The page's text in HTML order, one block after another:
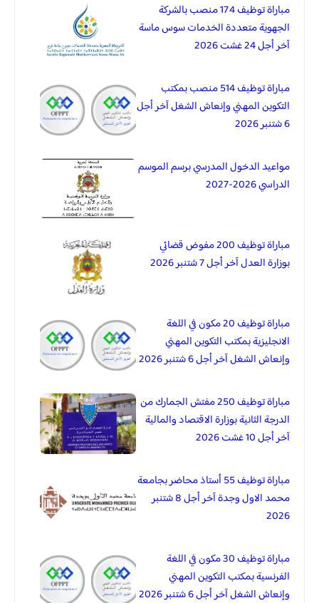
مباراة توظيف 174 منصب بالشركة
الجهوية متعددة الخدمات سوس ماسة
آخر أجل 24 غشت 2026
مباراة توظيف 514 منصب بمكتب
التكوين المهني وإنعاش الشغل آخر أجل
6 شتنبر 2026
مواعيد الدخول المدرسي برسم الموسم
الدراسي 2026-2027
مباراة توظيف 200 مفوض قضائي
بوزارة العدل آخر أجل 7 شتنبر 2026
مباراة توظيف 20 مكون في اللغة
الانجليزية بمكتب التكوين المهني
وإنعاش الشغل آخر أجل 6 شتنبر 2026
مباراة توظيف 250 مفتش الجمارك من
الدرجة الثانية بوزارة الاقتصاد والمالية
آخر أجل 10 غشت 2026
مباراة توظيف 55 أستاذ محاضر بجامعة
محمد الاول وجدة آخر أجل 8 شتنبر
2026
مباراة توظيف 30 مكون في اللغة
الفرنسية بمكتب التكوين المهني
وإنعاش الشغل آخر أجل 6 شتنبر 2026